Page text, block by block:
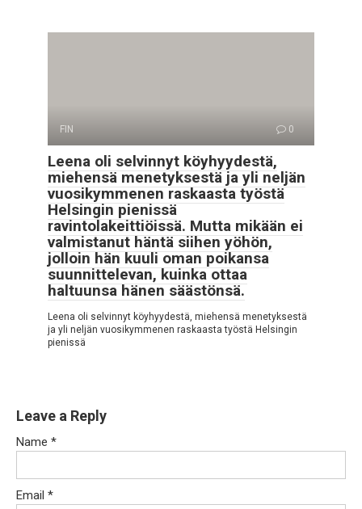
FIN 0
Leena oli selvinnyt köyhyydestä,
miehensä menetyksestä ja yli neljän
vuosikymmenen raskaasta työstä
Helsingin pienissä
ravintolakeittiöissä. Mutta mikään ei
valmistanut häntä siihen yöhön,
jolloin hän kuuli oman poikansa
suunnittelevan, kuinka ottaa
haltuunsa hänen säästönsä.
Leena oli selvinnyt köyhyydestä, miehensä menetyksestä
ja yli neljän vuosikymmenen raskaasta työstä Helsingin
pienissä
Leave a Reply
Name *
Email *